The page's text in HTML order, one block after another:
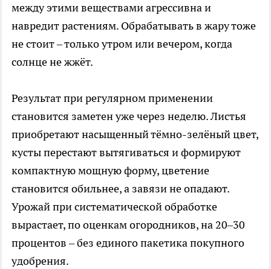
между этими веществами агрессивна и
навредит растениям. Обрабатывать в жару тоже
не стоит – только утром или вечером, когда
солнце не жжёт.
Результат при регулярном применении
становится заметен уже через неделю. Листья
приобретают насыщенный тёмно-зелёный цвет,
кусты перестают вытягиваться и формируют
компактную мощную форму, цветение
становится обильнее, а завязи не опадают.
Урожай при систематической обработке
вырастает, по оценкам огородников, на 20–30
процентов – без единого пакетика покупного
удобрения.